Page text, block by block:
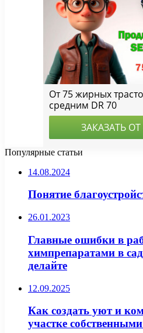
Популярные статьи
14.08.2024
Понятие
26.01.2023
Главные ошибки в
химпрепаратами в
делайте
12.09.2025
Как создать уют и
участке